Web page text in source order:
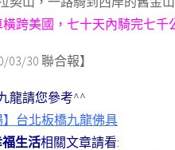
跨美國，七十天內騎完七千
03/30 聯合報】
龍請您參考^^
】台北板橋九龍佛具
生活相關文章請看: